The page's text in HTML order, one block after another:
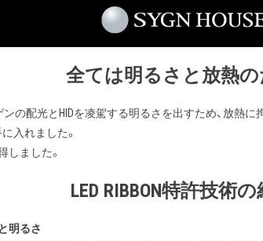
全ては明るさと放熱
の配光とHIDを凌駕する明るさを出すため、放熱
入れました。
しました。
LED RIBBON特許技術
明るさ